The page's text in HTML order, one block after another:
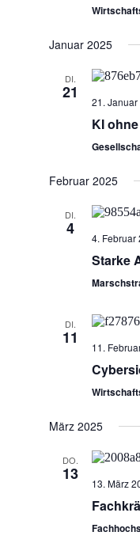
Januar 2025
DI.
21 21.
KI
Februar 2025
DI.
4 4. Februar
Starke
DI.
11 11.
März 2025
DO.
13 13. März